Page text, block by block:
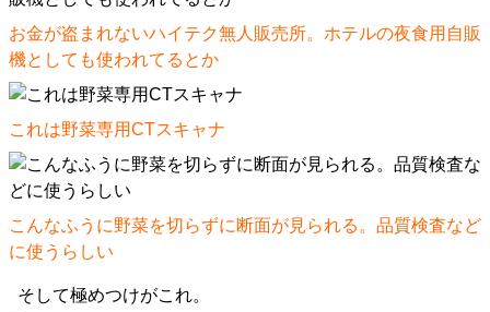
お金が盗まれないハイテク無人販売所。ホテルの夜食用自販
機としても使われてるとか
これは野菜専用CTスキャナ
こんなふうに野菜を切らずに断面が見られる。品質検査など
に使うらしい
そして極めつけがこれ。